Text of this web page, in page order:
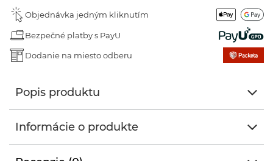
Objednávka jedným kliknutím
Bezpečné platby s PayU
Dodanie na miesto odberu
Popis produktu
Informácie o produkte